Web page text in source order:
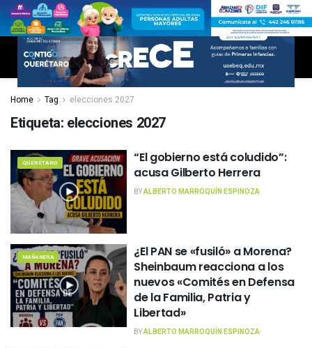
Home Tag elecciones 2027
Etiqueta: elecciones 2027
QUERÉTARO
“El gobierno está coludido”:
acusa Gilberto Herrera
BYALBERTO MARROQUÍN ESPINOZA
MAÑANERA
¿El PAN se «fusiló» a Morena?
Sheinbaum reacciona a los
nuevos «Comités en Defensa
de la Familia, Patria y
Libertad»
BYALBERTO MARROQUÍN ESPINOZA